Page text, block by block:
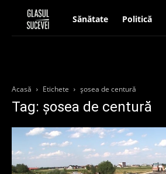
Sănătate Politică
Acasă Etichete șosea de centură
Tag: șosea de centură